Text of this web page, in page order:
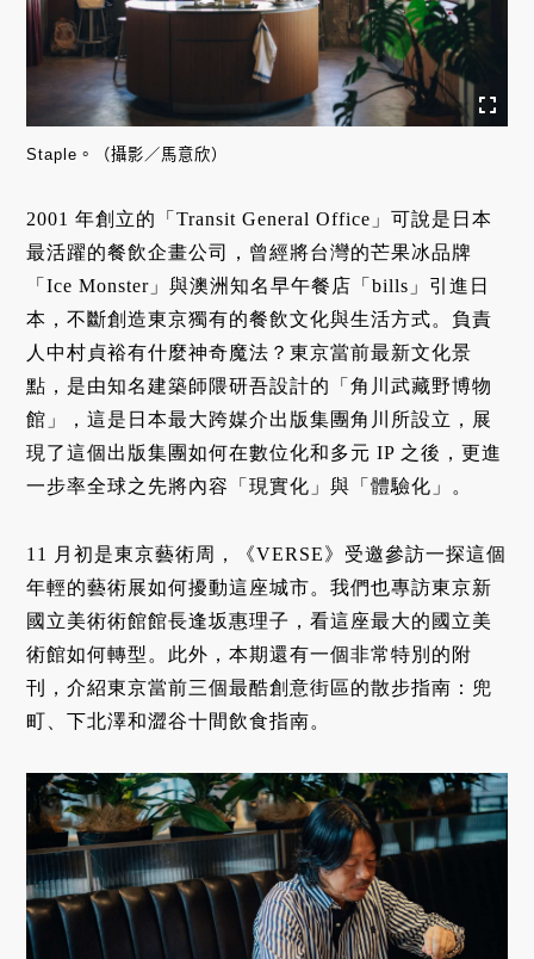
Staple。（攝影／馬意欣）
2001 年創立的「Transit General Office」可說是日本
最活躍的餐飲企畫公司，曾經將台灣的芒果冰品牌
「Ice Monster」與澳洲知名早午餐店「bills」引進日
本，不斷創造東京獨有的餐飲文化與生活方式。負責
人中村貞裕有什麼神奇魔法？東京當前最新文化景
點，是由知名建築師隈研吾設計的「角川武藏野博物
館」，這是日本最大跨媒介出版集團角川所設立，展
現了這個出版集團如何在數位化和多元 IP 之後，更進
一步率全球之先將內容「現實化」與「體驗化」。
11 月初是東京藝術周，《VERSE》受邀參訪一探這個
年輕的藝術展如何擾動這座城市。我們也專訪東京新
國立美術術館館長逢坂惠理子，看這座最大的國立美
術館如何轉型。此外，本期還有一個非常特別的附
刊，介紹東京當前三個最酷創意街區的散步指南：兜
町、下北澤和澀谷十間飲食指南。